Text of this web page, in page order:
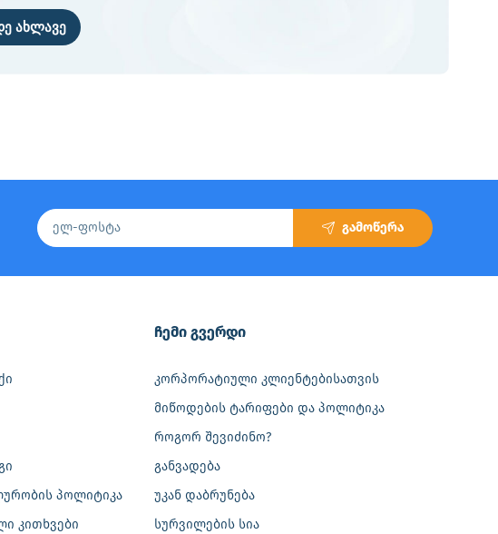
ახლავე
გამოწერა
პოლიტიკა
კითხვები
‎ჩემი გვერდი
კორპორატიული კლიენტებისათვის
მიწოდების ტარიფები და პოლიტიკა
როგორ შევიძინო?
განვადება
უკან დაბრუნება
სურვილების სია